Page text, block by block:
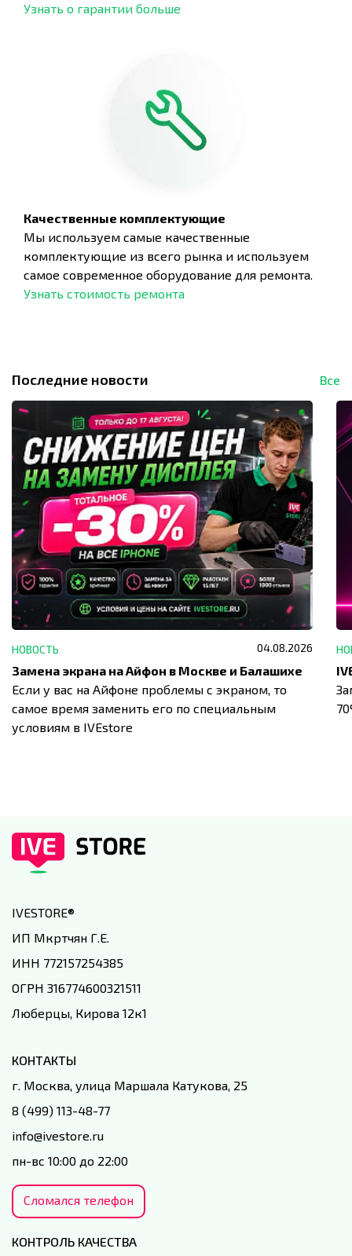
Узнать о гарантии больше
Качественные комплектующие
Мы используем самые качественные
комплектующие из всего рынка и используем
самое современное оборудование для ремонта.
Узнать стоимость ремонта
Последние новости Все
НОВОСТЬ 04.08.2026
Замена экрана на Айфон в Москве и Балашихе
Если у вас на Айфоне проблемы с экраном, то
самое время заменить его по специальным
условиям в IVEstore
IVESTORE®
ИП Мкртчян Г.Е.
ИНН 772157254385
ОГРН 316774600321511
Люберцы, Кирова 12к1
КОНТАКТЫ
г. Москва, улица Маршала Катукова, 25
8 (499) 113-48-77
info@ivestore.ru
пн-вс 10:00 до 22:00
Сломался телефон
КОНТРОЛЬ КАЧЕСТВА